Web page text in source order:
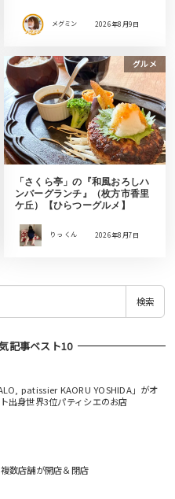
メグミン 2026年8月9日
グルメ
「さくら亭」の『和風おろしハ
ンバーグランチ』（枚方市香里
ケ丘）【ひらつーグルメ】
りっ くん 2026年8月7日
検索
記事ベスト10
patissier KAORU YOSHIDA」がオ
出身世界3位パティシエのお店
数店舗が開店＆閉店